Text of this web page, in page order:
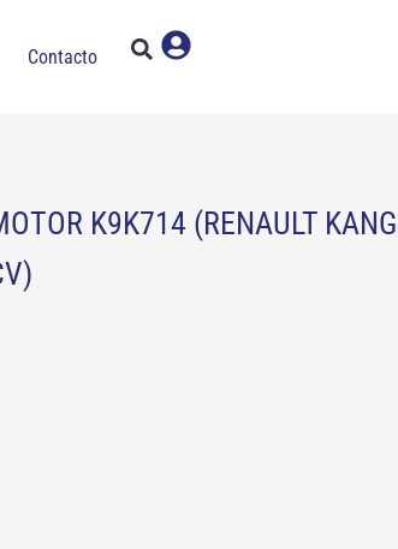
Contacto
K9K714 (RENAULT